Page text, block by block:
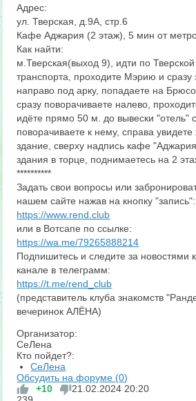
Адрес:
ул. Тверская, д.9А, стр.6
Кафе Аджария (2 этаж), 5 мин от
Как найти:
м.Тверская(выход 9), идти по
транспорта, проходите Мэрию и сразу
направо под арку, попадаете на
сразу поворачиваете налево,
идëте прямо 50 м. до вывески "отель"
поворачиваете к нему, справа
здание, сверху надпись кафе
здания в торце, поднимаетесь на 2
**********
Задать свои вопросы или
нашем сайте нажав на кнопку "запись":
https://www.rend.club
или в Вотсапе по ссылке:
https://wa.me/79265888214
Подпишитесь и следите за новостями
канале в телеграмм:
https://t.me/rend_club
(представитель клуба знакомств
вечеринок АЛЁНА)
Организатор:
СеЛена
Кто пойдет?:
СеЛена
Обсудить на форуме (0)
+10
21.02.2024 20:20